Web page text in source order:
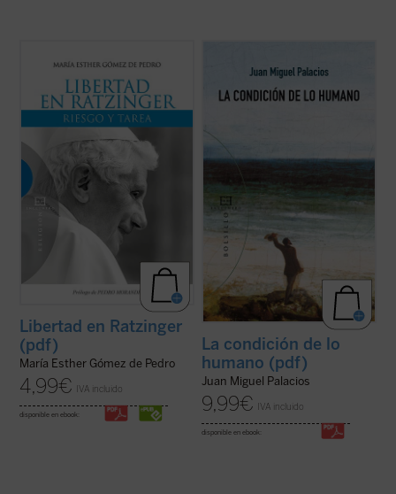
con las que Joseph Ratzinger guía al que se
Sólo la alegre aceptación de lo que somos,
nuestra verdad y nuestra libertad
compartida, así como de la ...(ver ficha)
Libertad en Ratzinger
(pdf)
María Esther Gómez de Pedro
4,99€ IVA incluido
disponible en ebook:
finito que, al tener experiencia de su finitud,
se asoma de algún modo a lo infinito.
Esta peculiar forma de finitud es la que se
vislumbra en las lecciones que forman este
La condición de lo
humano (pdf)
Juan Miguel Palacios
9,99€ IVA incluido
disponible en ebook: